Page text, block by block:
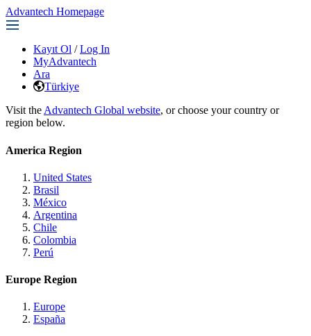
Advantech Homepage
Kayıt Ol / Log In
MyAdvantech
Ara
Türkiye
Visit the Advantech Global website, or choose your country or
region below.
America Region
United States
Brasil
México
Argentina
Chile
Colombia
Perú
Europe Region
Europe
España